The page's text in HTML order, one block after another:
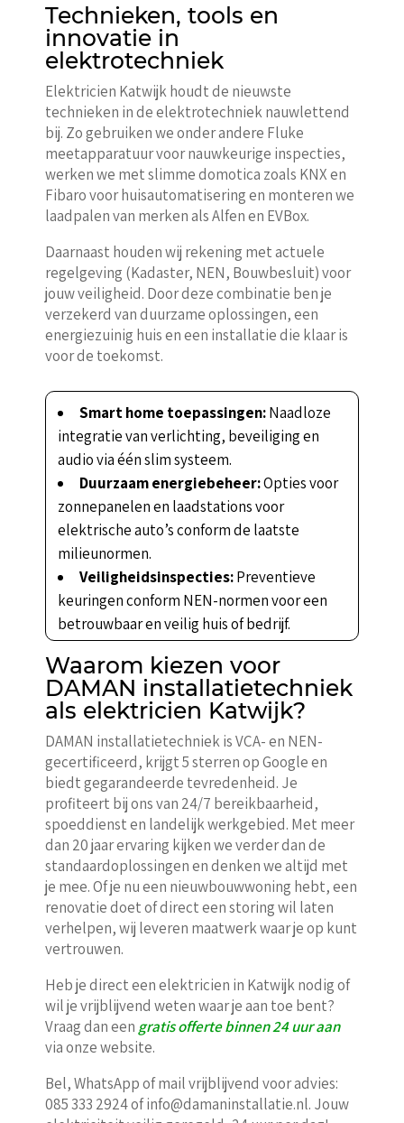
Technieken, tools en
innovatie in
elektrotechniek
Elektricien Katwijk houdt de nieuwste
technieken in de elektrotechniek nauwlettend
bij. Zo gebruiken we onder andere Fluke
meetapparatuur voor nauwkeurige inspecties,
werken we met slimme domotica zoals KNX en
Fibaro voor huisautomatisering en monteren we
laadpalen van merken als Alfen en EVBox.
Daarnaast houden wij rekening met actuele
regelgeving (Kadaster, NEN, Bouwbesluit) voor
jouw veiligheid. Door deze combinatie ben je
verzekerd van duurzame oplossingen, een
energiezuinig huis en een installatie die klaar is
voor de toekomst.
Smart home toepassingen:Naadloze
integratie van verlichting, beveiliging en
audio via één slim systeem.
Duurzaam energiebeheer:Opties voor
zonnepanelen en laadstations voor
elektrische auto’s conform de laatste
milieunormen.
Veiligheidsinspecties:Preventieve
keuringen conform NEN-normen voor een
betrouwbaar en veilig huis of bedrijf.
Waarom kiezen voor
DAMAN installatietechniek
als elektricien Katwijk?
DAMAN installatietechniek is VCA- en NEN-
gecertificeerd, krijgt 5 sterren op Google en
biedt gegarandeerde tevredenheid. Je
profiteert bij ons van 24/7 bereikbaarheid,
spoeddienst en landelijk werkgebied. Met meer
dan 20 jaar ervaring kijken we verder dan de
standaardoplossingen en denken we altijd met
je mee. Of je nu een nieuwbouwwoning hebt, een
renovatie doet of direct een storing wil laten
verhelpen, wij leveren maatwerk waar je op kunt
vertrouwen.
Heb je direct een elektricien in Katwijk nodig of
wil je vrijblijvend weten waar je aan toe bent?
Vraag dan een gratis offerte binnen 24 uur aan
via onze website.
Bel, WhatsApp of mail vrijblijvend voor advies:
085 333 2924 of info@damaninstallatie.nl. Jouw